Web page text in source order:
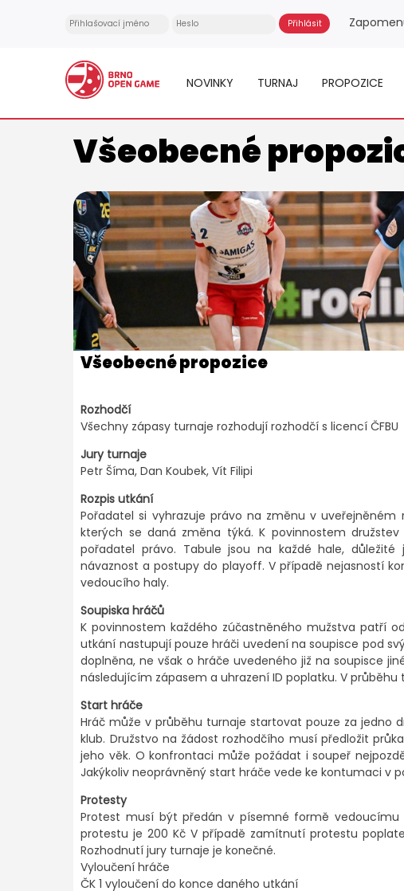
NOVINKY TURNAJ PROPOZICE
Všeobecné
Všeobecné propozice
Rozhodčí
Všechny zápasy turnaje rozhodují rozhodčí s licencí ČFBU
Jury turnaje
Petr Šíma, Dan Koubek, Vít Filipi
Rozpis utkání
Pořadatel si vyhrazuje právo na změnu v
kterých se daná změna týká. K povinnostem
pořadatel právo. Tabule jsou na každé hale,
návaznost a postupy do playoff. V případě nejasností
vedoucího haly.
Soupiska hráčů
K povinnostem každého zúčastněného mužstva patří
utkání nastupují pouze hráči uvedení na soupisce pod
doplněna, ne však o hráče uvedeného již na soupisce
následujícím zápasem a uhrazení ID poplatku. V
Start hráče
Hráč může v průběhu turnaje startovat pouze za jedno
klub. Družstvo na žádost rozhodčího musí předložit
jeho věk. O konfrontaci může požádat i soupeř
Jakýkoliv neoprávněný start hráče vede ke kontumaci v
Protesty
Protest musí být předán v písemné formě vedoucímu
protestu je 200 Kč V případě zamítnutí protestu
Rozhodnutí jury turnaje je konečné.
Vyloučení hráče
ČK 1 vyloučení do konce daného utkání